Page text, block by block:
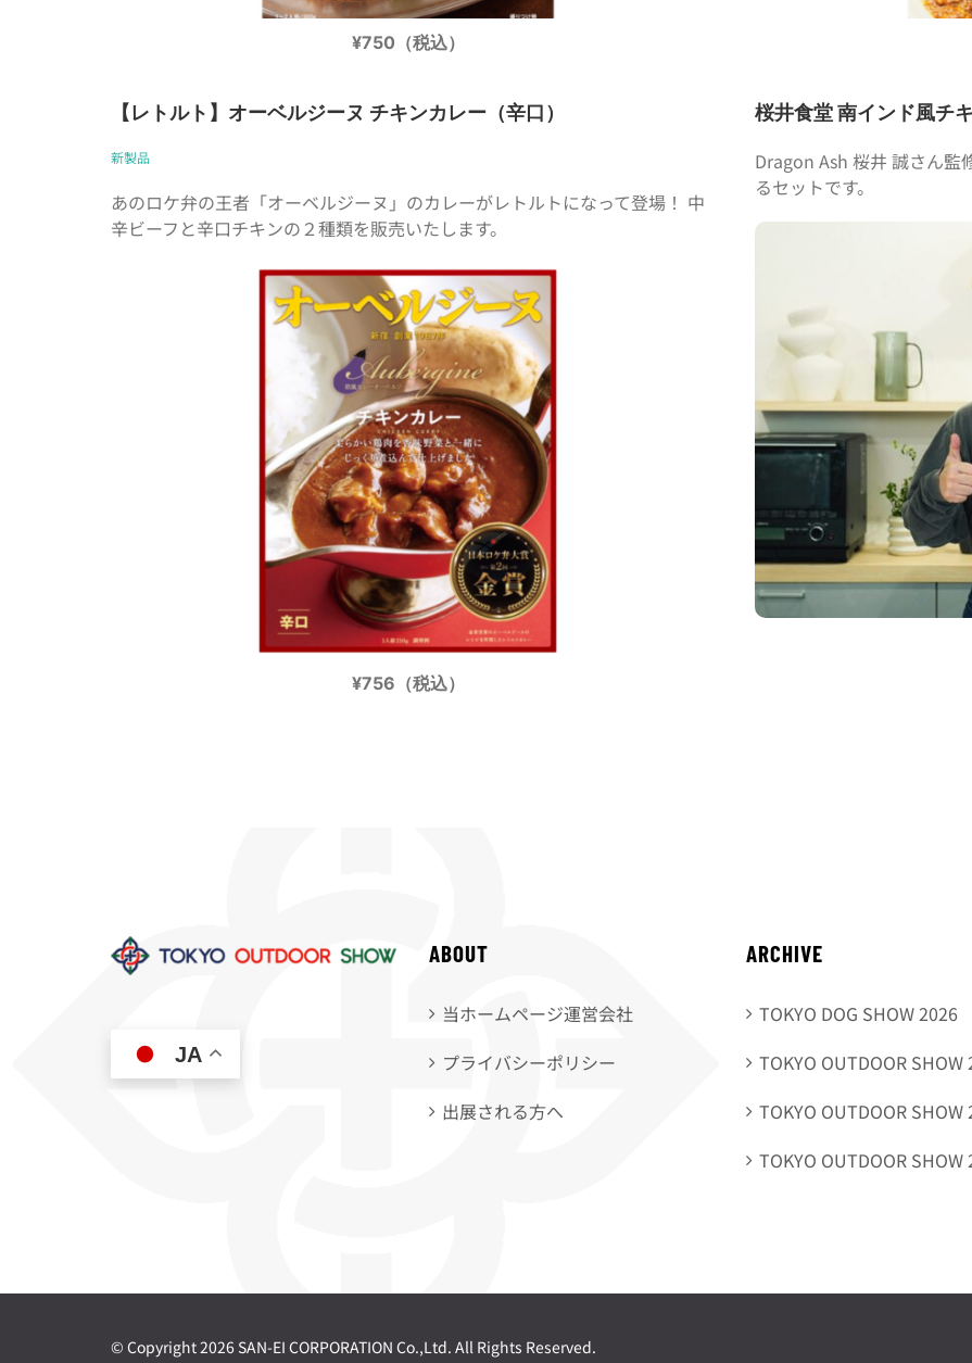
¥750（税込）
【レトルト】オーベルジーヌ チキンカレー（辛口）
新製品
あのロケ弁の王者「オーベルジーヌ」のカレーがレトルトになって登場！ 中
辛ビーフと辛口チキンの２種類を販売いたします。
¥756（税込）
桜井食堂 南インド風チ
Dragon Ash 桜井 誠さん監
るセットです。
JA
ABOUT
当ホームページ運営会社
プライバシーポリシー
出展される方へ
ARCHIVE
TOKYO DOG SHOW 2026
TOKYO OUTDOOR SHOW
TOKYO OUTDOOR SHOW
TOKYO OUTDOOR SHOW
© Copyright2026 SAN-EI CORPORATION Co.,Ltd. All Rights Reserved.